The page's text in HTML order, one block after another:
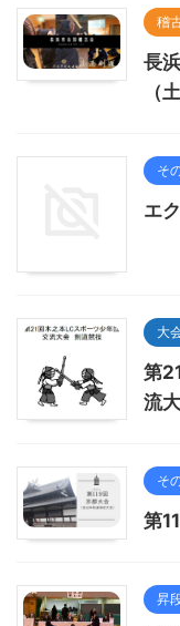
稽
長
（
そ
エ
大
第
流
そ
第
昇